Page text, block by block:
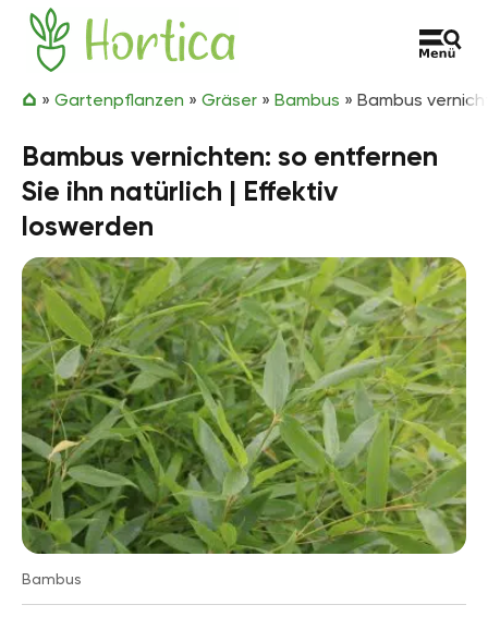
Zum Inhalt springen
Hortica
» Gartenpflanzen » Gräser » Bambus » Bambus
Bambus vernichten: so entfernen
Sie ihn natürlich | Effektiv
loswerden
Bambus